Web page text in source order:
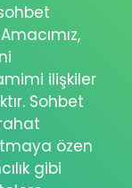
ilişkiler
Sohbet
özen
gibi